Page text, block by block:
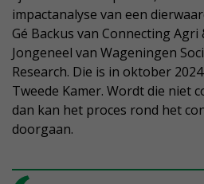
impactanalyse van een
Gé Backus van Connecting Agri
Jongeneel van Wageningen
Research. Die is in oktober
Tweede Kamer. Wordt die niet
dan kan het proces rond het
doorgaan.